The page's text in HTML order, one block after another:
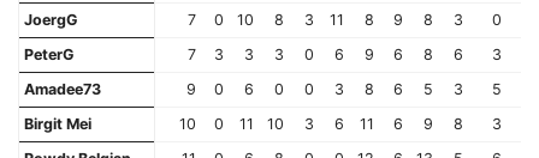
JoergG
7 0 10 8 3 11 8 9 8 3 0
PeterG
7 3 3 3 0 6 9 6 8 6 3
Amadee73
9 0 6 0 0 3 8 6 5 3 5
Birgit Mei
10 0 11 10 3 6 11 6 9 8 3